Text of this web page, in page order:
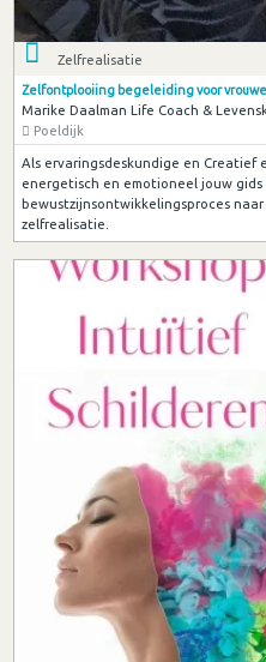
Zelfrealisatie
Zelfontplooiing begeleiding voor
Marike Daalman Life Coach &
Poeldijk
Als ervaringsdeskundige en Creatief
energetisch en emotioneel jouw
bewustzijnsontwikkelingsproces
zelfrealisatie.